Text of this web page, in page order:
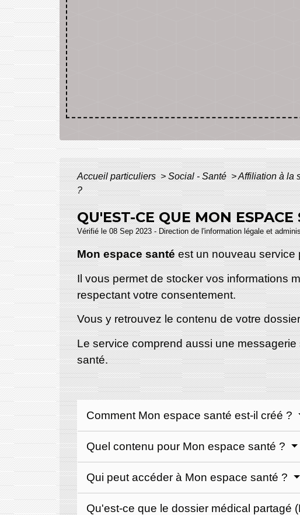
Accueil particuliers> Social - Santé>Affiliation à la
?
QU'EST-CE QUE MON
Vérifié le 08 Sep 2023 - Direction de l'information légale et
Mon espace santéest un nouveau service
Il vous permet de stocker vos informations
respectant votre consentement.
Vous y retrouvez le contenu de votre
Le service comprend aussi une
santé.
Comment Mon espace santé est-il créé ?
Quel contenu pour Mon espace santé ?
Qui peut accéder à Mon espace santé ?
Qu'est-ce que le dossier médical partagé